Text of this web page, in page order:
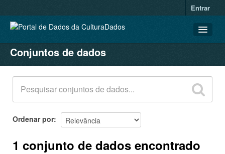
Entrar
CONJUNTOS DE DADOS
ORGANIZAÇÕES
GRUPOS
SOBRE
Conjuntos de dados
Ordenar por
1 conjunto de dados encontrado